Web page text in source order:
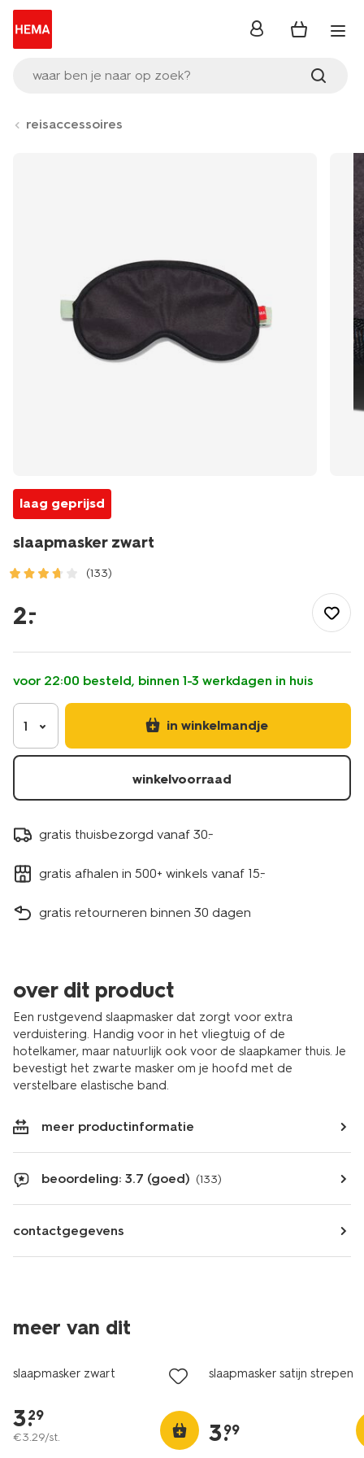
waar ben je naar op zoek?
inloggen
reisaccessoires
laag geprijsd
slaapmasker zwart
(133)
kantoor/reizen/reisaccessoires/slaapmaskersxxxx/
zwart-
2.
–
voor 22:00 besteld, binnen 1-3 werkdagen in huis
1 in winkelmandje
winkelvoorraad
gratis thuisbezorgd vanaf 30.-
gratis afhalen in 500+ winkels vanaf 15.-
gratis retourneren binnen 30 dagen
over dit product
Een rustgevend slaapmasker dat zorgt voor extra
verduistering. Handig voor in het vliegtuig of de
hotelkamer, maar natuurlijk ook voor de slaapkamer thuis. Je
bevestigt het zwarte masker om je hoofd met de
verstelbare elastische band.
meer productinformatie
beoordeling: 3.7 (goed) (133)
contactgegevens
meer van dit
slaapmasker zwart
3.
29
€3.29/st.
slaapmasker satijn strepen
3.
99